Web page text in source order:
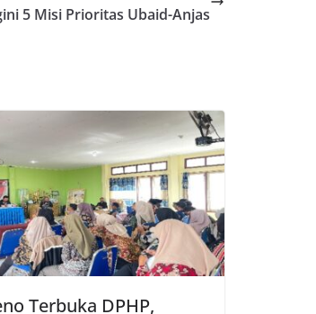
5 Misi Prioritas Ubaid-Anjas
Terbuka DPHP,